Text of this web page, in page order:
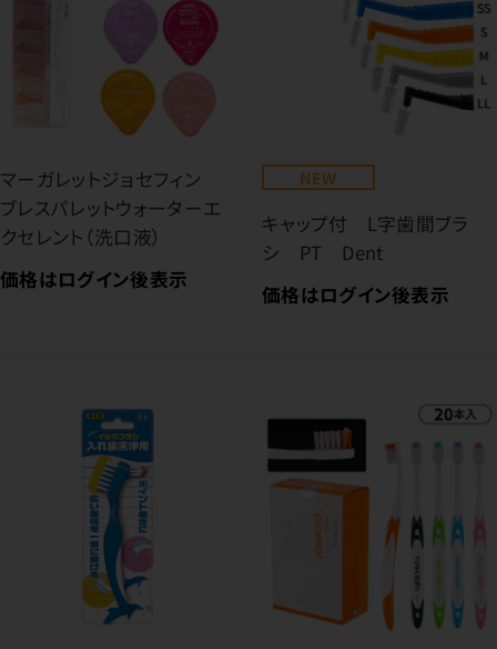
マーガレットジョセフィン
ブレスパレットウォーターエ
クセレント（洗口液）
価格はログイン後表示
NEW
キャップ付 L字歯間ブラ
シ PT Dent
価格はログイン後表示